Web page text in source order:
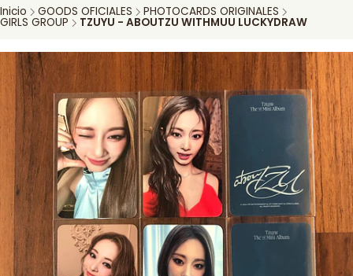
Inicio GOODS OFICIALES PHOTOCARDS ORIGINALES
GIRLS GROUP TZUYU - ABOUTZU WITHMUU LUCKYDRAW